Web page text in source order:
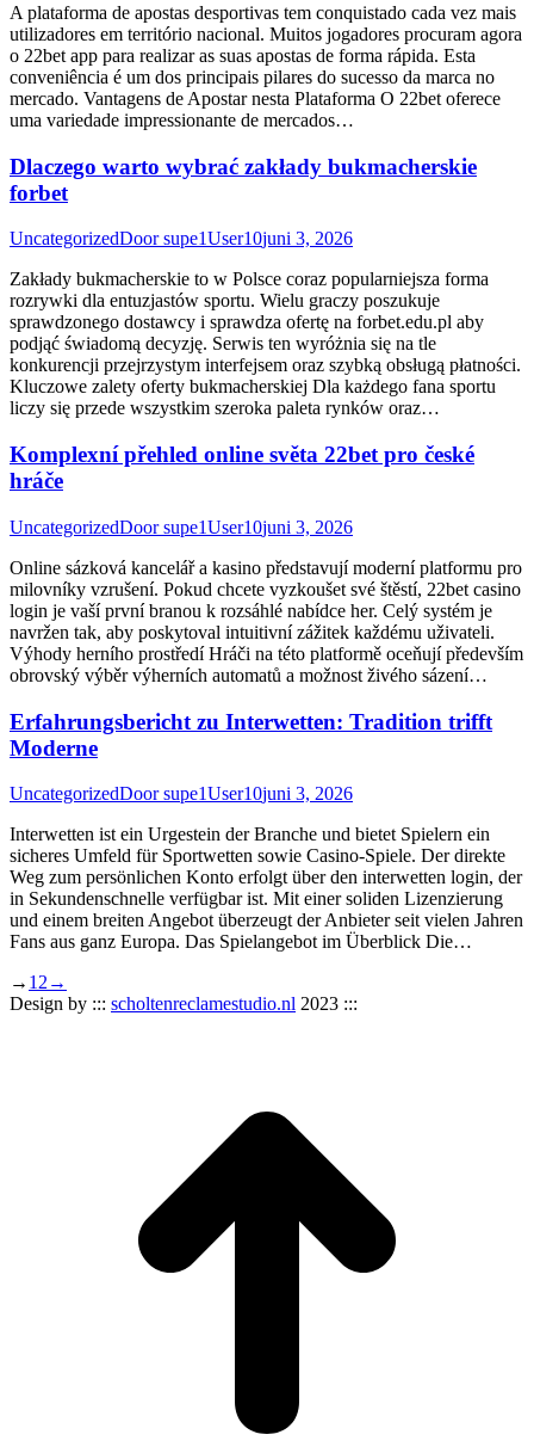
A plataforma de apostas desportivas tem conquistado cada vez mais
utilizadores em território nacional. Muitos jogadores procuram agora
o 22bet app para realizar as suas apostas de forma rápida. Esta
conveniência é um dos principais pilares do sucesso da marca no
mercado. Vantagens de Apostar nesta Plataforma O 22bet oferece
uma variedade impressionante de mercados…
Dlaczego warto wybrać zakłady bukmacherskie
forbet
UncategorizedDoorsupe1User10juni 3, 2026
Zakłady bukmacherskie to w Polsce coraz popularniejsza forma
rozrywki dla entuzjastów sportu. Wielu graczy poszukuje
sprawdzonego dostawcy i sprawdza ofertę na forbet.edu.pl aby
podjąć świadomą decyzję. Serwis ten wyróżnia się na tle
konkurencji przejrzystym interfejsem oraz szybką obsługą płatności.
Kluczowe zalety oferty bukmacherskiej Dla każdego fana sportu
liczy się przede wszystkim szeroka paleta rynków oraz…
Komplexní přehled online světa 22bet pro české
hráče
UncategorizedDoorsupe1User10juni 3, 2026
Online sázková kancelář a kasino představují moderní platformu pro
milovníky vzrušení. Pokud chcete vyzkoušet své štěstí, 22bet casino
login je vaší první branou k rozsáhlé nabídce her. Celý systém je
navržen tak, aby poskytoval intuitivní zážitek každému uživateli.
Výhody herního prostředí Hráči na této platformě oceňují především
obrovský výběr výherních automatů a možnost živého sázení…
Erfahrungsbericht zu Interwetten: Tradition trifft
Moderne
UncategorizedDoorsupe1User10juni 3, 2026
Interwetten ist ein Urgestein der Branche und bietet Spielern ein
sicheres Umfeld für Sportwetten sowie Casino-Spiele. Der direkte
Weg zum persönlichen Konto erfolgt über den interwetten login, der
in Sekundenschnelle verfügbar ist. Mit einer soliden Lizenzierung
und einem breiten Angebot überzeugt der Anbieter seit vielen Jahren
Fans aus ganz Europa. Das Spielangebot im Überblick Die…
→ 1 2 →
Design by ::: scholtenreclamestudio.nl 2023 :::